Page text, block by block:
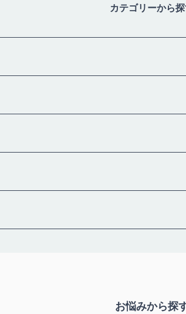
カテゴリーから
お悩みから探